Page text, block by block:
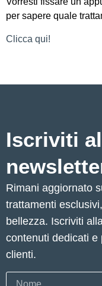
per sapere quale
Clicca qui!
Iscriviti
Rimani aggiornato
trattamenti
bellezza. Iscriviti
contenuti dedicati e
clienti.